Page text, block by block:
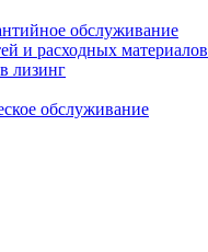
обслуживание
и расходных материалов
лизинг
обслуживание